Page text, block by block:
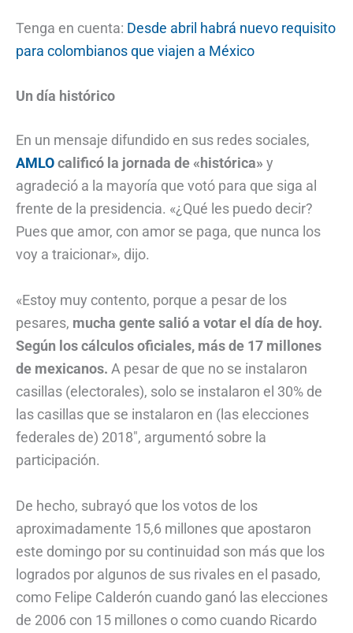
Tenga en cuenta: Desde abril habrá nuevo requisito
para colombianos que viajen a México
Un día histórico
En un mensaje difundido en sus redes sociales,
AMLOcalificó la jornada de «histórica» y
agradeció a la mayoría que votó para que siga al
frente de la presidencia. «¿Qué les puedo decir?
Pues que amor, con amor se paga, que nunca los
voy a traicionar», dijo.
«Estoy muy contento, porque a pesar de los
pesares, mucha gente salió a votar el día de hoy.
Según los cálculos oficiales, más de 17 millones
de mexicanos. A pesar de que no se instalaron
casillas (electorales), solo se instalaron el 30% de
las casillas que se instalaron en (las elecciones
federales de) 2018″, argumentó sobre la
participación.
De hecho, subrayó que los votos de los
aproximadamente 15,6 millones que apostaron
este domingo por su continuidad son más que los
logrados por algunos de sus rivales en el pasado,
como Felipe Calderón cuando ganó las elecciones
de 2006 con 15 millones o como cuando Ricardo